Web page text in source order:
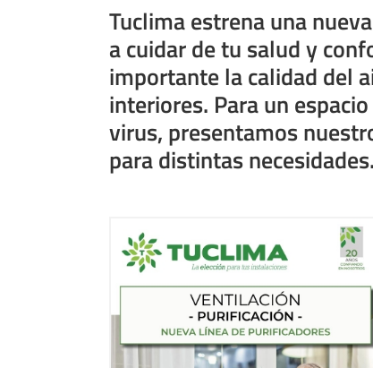
Tuclima estrena una
a cuidar de tu salud y
importante la calidad del
interiores. Para un
virus, presentamos
para distintas necesidades.